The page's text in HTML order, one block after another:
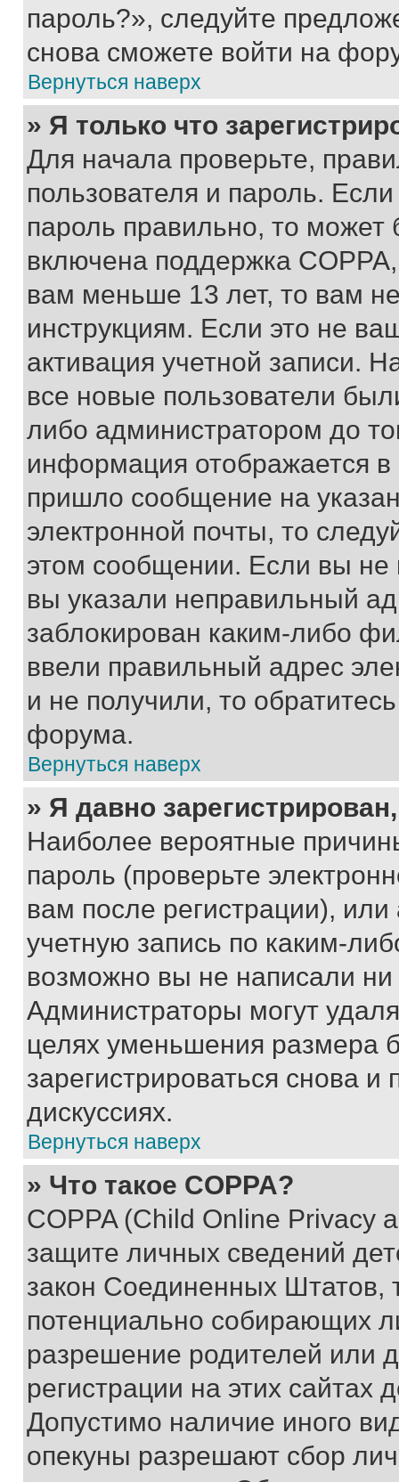
пароль?», следуйте
снова сможете войти на
Вернуться наверх
» Я только что
Для начала проверьте,
пользователя и пароль.
пароль правильно, то может
включена поддержка
вам меньше 13 лет, то вам
инструкциям. Если это не
активация учетной записи.
все новые пользователи
либо администратором до
информация отображается
пришло сообщение на
электронной почты, то
этом сообщении. Если вы
вы указали неправильный
заблокирован каким-либо
ввели правильный адрес
и не получили, то
форума.
Вернуться наверх
» Я давно
Наиболее вероятные
пароль (проверьте
вам после регистрации),
учетную запись по каким-
возможно вы не написали
Администраторы могут
целях уменьшения размера
зарегистрироваться снова и
дискуссиях.
Вернуться наверх
» Что такое COPPA?
COPPA (Child Online Privacy
защите личных сведений
закон Соединенных Штатов,
потенциально собирающих
разрешение родителей или
регистрации на этих сайтах
Допустимо наличие иного
опекуны разрешают сбор